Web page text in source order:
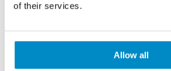
of their services.
Allow all
Art.nr ø